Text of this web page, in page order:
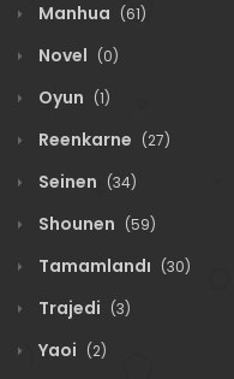
Manhua (61)
Novel (0)
Oyun (1)
Reenkarne (27)
Seinen (34)
Shounen (59)
Tamamlandı (30)
Trajedi (3)
Yaoi (2)